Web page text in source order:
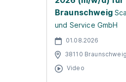
Braunschweig
und Service GmbH
01.08.2026
38110 Braunschweig
Video